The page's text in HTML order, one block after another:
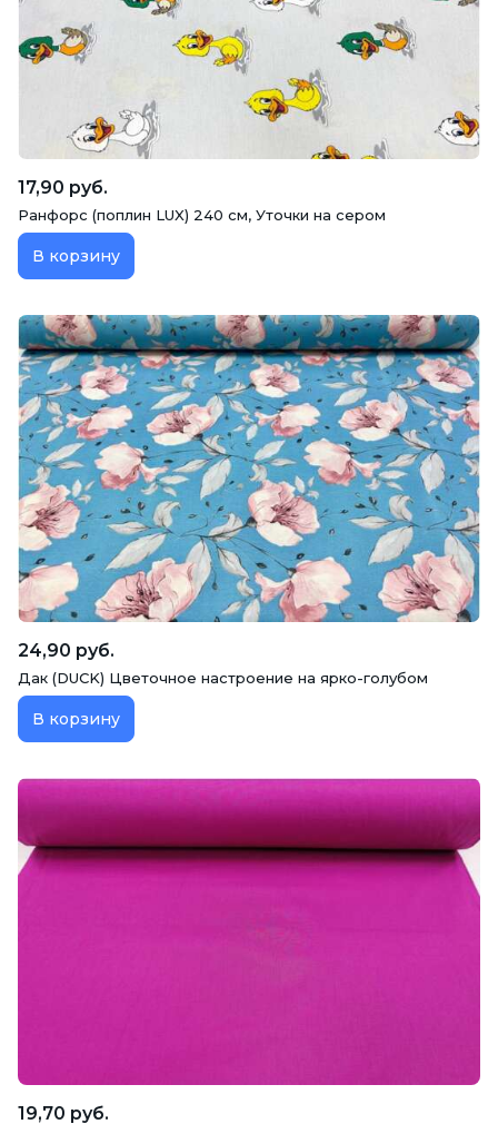
17,90 руб.
Ранфорс (поплин LUX) 240 см, Уточки на сером
В корзину
24,90 руб.
Дак (DUCK) Цветочное настроение на ярко-голубом
В корзину
19,70 руб.